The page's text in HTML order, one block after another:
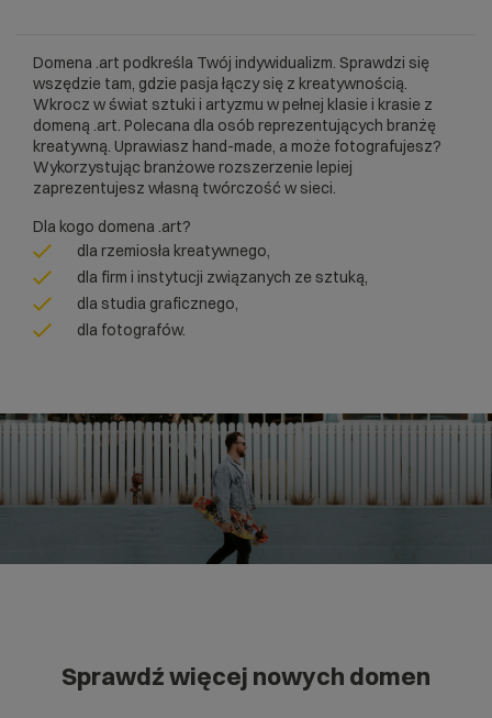
Domena .art podkreśla Twój indywidualizm. Sprawdzi się
wszędzie tam, gdzie pasja łączy się z kreatywnością.
Wkrocz w świat sztuki i artyzmu w pełnej klasie i krasie z
domeną .art. Polecana dla osób reprezentujących branżę
kreatywną. Uprawiasz hand-made, a może fotografujesz?
Wykorzystując branżowe rozszerzenie lepiej
zaprezentujesz własną twórczość w sieci.
Dla kogo domena .art?
dla rzemiosła kreatywnego,
dla firm i instytucji związanych ze sztuką,
dla studia graficznego,
dla fotografów.
Sprawdź więcej nowych domen